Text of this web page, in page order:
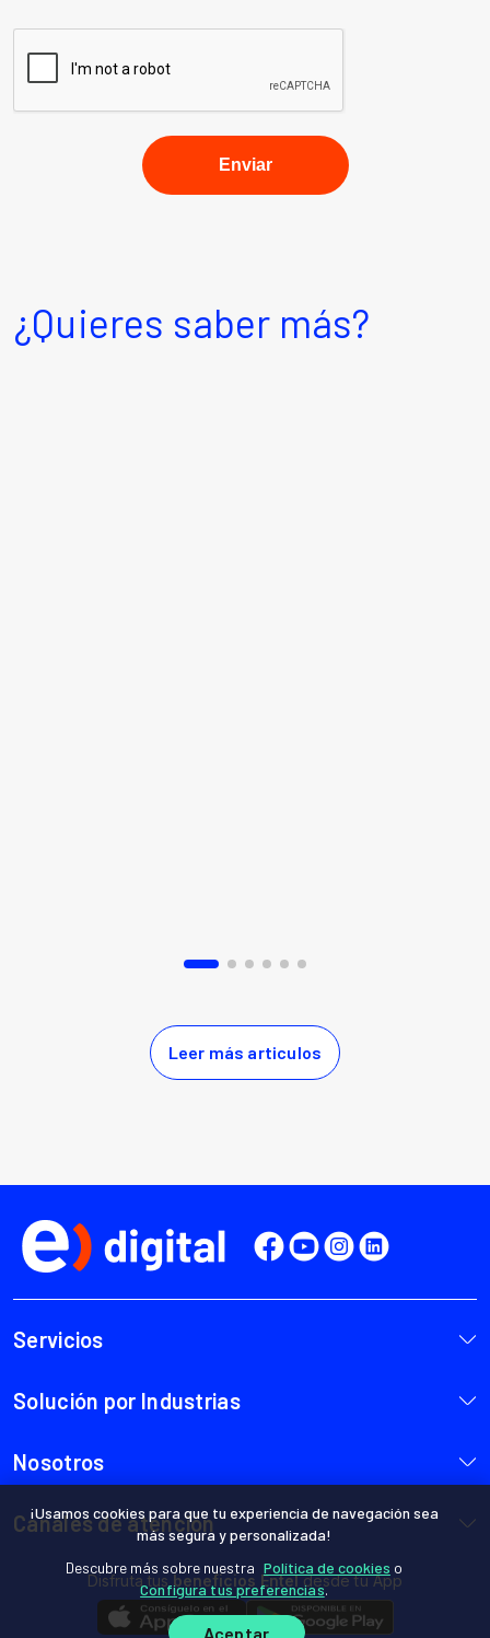
¿Quieres saber más?
¡Usamos cookies para que tu experiencia de navegación sea
más segura y personalizada!
Descubre más sobre nuestra Política de cookies o
Configura tus preferencias.
Aceptar